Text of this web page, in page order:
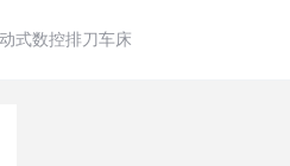
式数控排刀车床